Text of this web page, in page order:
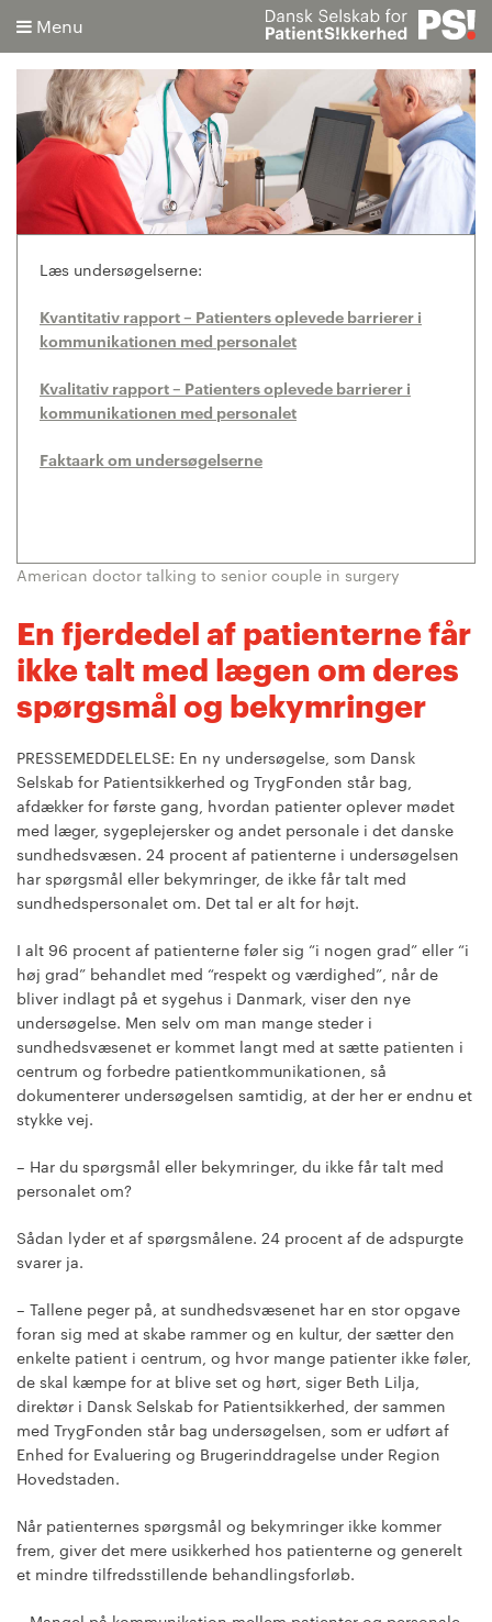
Menu
Søg
Avanceret søgning
Læs undersøgelserne:
Kvantitativ rapport – Patienters oplevede barrierer i
kommunikationen med personalet
Kvalitativ rapport – Patienters oplevede barrierer i
kommunikationen med personalet
Faktaark om undersøgelserne
American doctor talking to senior couple in surgery
En fjerdedel af patienterne får
ikke talt med lægen om deres
spørgsmål og bekymringer
PRESSEMEDDELELSE: En ny undersøgelse, som Dansk
Selskab for Patientsikkerhed og TrygFonden står bag,
afdækker for første gang, hvordan patienter oplever mødet
med læger, sygeplejersker og andet personale i det danske
sundhedsvæsen. 24 procent af patienterne i undersøgelsen
har spørgsmål eller bekymringer, de ikke får talt med
sundhedspersonalet om. Det tal er alt for højt.
I alt 96 procent af patienterne føler sig “i nogen grad” eller “i
høj grad” behandlet med “respekt og værdighed”, når de
bliver indlagt på et sygehus i Danmark, viser den nye
undersøgelse. Men selv om man mange steder i
sundhedsvæsenet er kommet langt med at sætte patienten i
centrum og forbedre patientkommunikationen, så
dokumenterer undersøgelsen samtidig, at der her er endnu et
stykke vej.
– Har du spørgsmål eller bekymringer, du ikke får talt med
personalet om?
Sådan lyder et af spørgsmålene. 24 procent af de adspurgte
svarer ja.
– Tallene peger på, at sundhedsvæsenet har en stor opgave
foran sig med at skabe rammer og en kultur, der sætter den
enkelte patient i centrum, og hvor mange patienter ikke føler,
de skal kæmpe for at blive set og hørt, siger Beth Lilja,
direktør i Dansk Selskab for Patientsikkerhed, der sammen
med TrygFonden står bag undersøgelsen, som er udført af
Enhed for Evaluering og Brugerinddragelse under Region
Hovedstaden.
Når patienternes spørgsmål og bekymringer ikke kommer
frem, giver det mere usikkerhed hos patienterne og generelt
et mindre tilfredsstillende behandlingsforløb.